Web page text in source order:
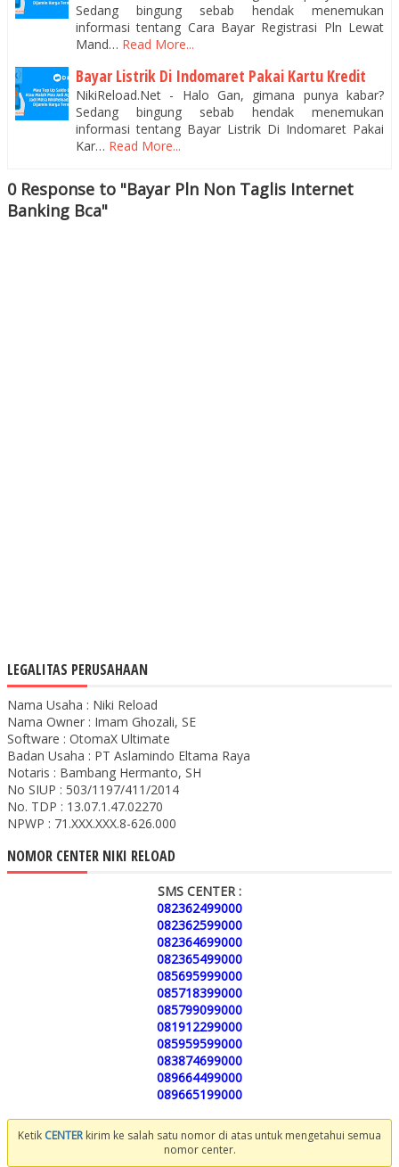
Sedang bingung sebab hendak menemukan
informasi tentang Cara Bayar Registrasi Pln Lewat
Mand… Read More...
Bayar Listrik Di Indomaret Pakai Kartu Kredit
NikiReload.Net - Halo Gan, gimana punya kabar?
Sedang bingung sebab hendak menemukan
informasi tentang Bayar Listrik Di Indomaret Pakai
Kar… Read More...
0 Response to "Bayar Pln Non Taglis Internet
Banking Bca"
LEGALITAS PERUSAHAAN
Nama Usaha : Niki Reload
Nama Owner : Imam Ghozali, SE
Software : OtomaX Ultimate
Badan Usaha : PT Aslamindo Eltama Raya
Notaris : Bambang Hermanto, SH
No SIUP : 503/1197/411/2014
No. TDP : 13.07.1.47.02270
NPWP : 71.XXX.XXX.8-626.000
NOMOR CENTER NIKI RELOAD
SMS CENTER :
082362499000
082362599000
082364699000
082365499000
085695999000
085718399000
085799099000
081912299000
085959599000
083874699000
089664499000
089665199000
Ketik CENTER kirim ke salah satu nomor di atas untuk mengetahui semua
nomor center.